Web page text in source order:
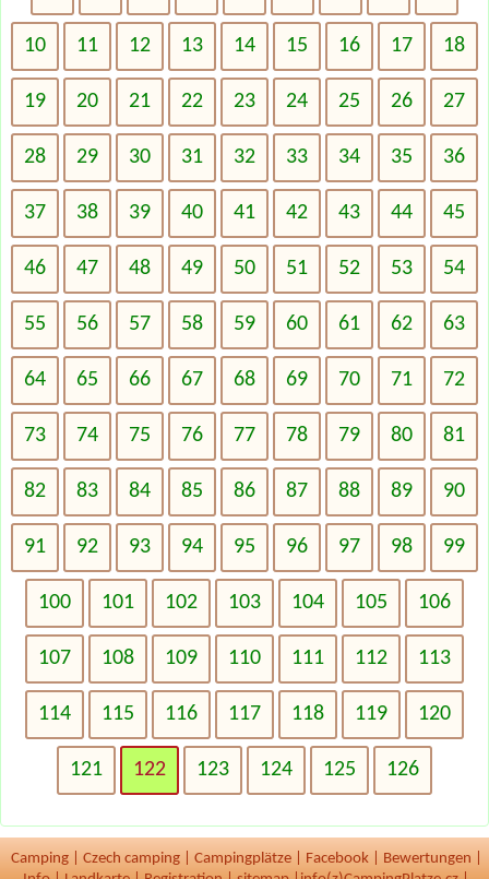
10 11 12 13 14 15 16 17 18
19 20 21 22 23 24 25 26 27
28 29 30 31 32 33 34 35 36
37 38 39 40 41 42 43 44 45
46 47 48 49 50 51 52 53 54
55 56 57 58 59 60 61 62 63
64 65 66 67 68 69 70 71 72
73 74 75 76 77 78 79 80 81
82 83 84 85 86 87 88 89 90
91 92 93 94 95 96 97 98 99
100 101 102 103 104 105 106
107 108 109 110 111 112 113
114 115 116 117 118 119 120
121 122 123 124 125 126
Camping Czech camping Campingplätze Facebook Bewertungen